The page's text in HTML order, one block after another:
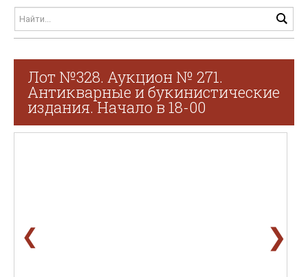
Лот №328. Аукцион № 271.
Антикварные и букинистические
издания. Начало в 18-00
❮ ❯